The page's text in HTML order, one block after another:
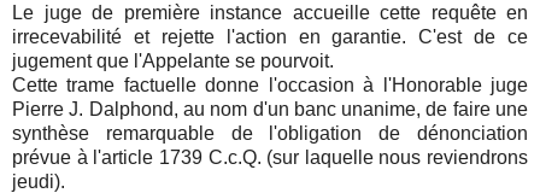
Le juge de première instance accueille cette requête en
irrecevabilité et rejette l'action en garantie. C'est de ce
jugement que l'Appelante se pourvoit.
Cette trame factuelle donne l'occasion à l'Honorable juge
Pierre J. Dalphond, au nom d'un banc unanime, de faire une
synthèse remarquable de l'obligation de dénonciation
prévue à l'article 1739 C.c.Q. (sur laquelle nous reviendrons
jeudi).